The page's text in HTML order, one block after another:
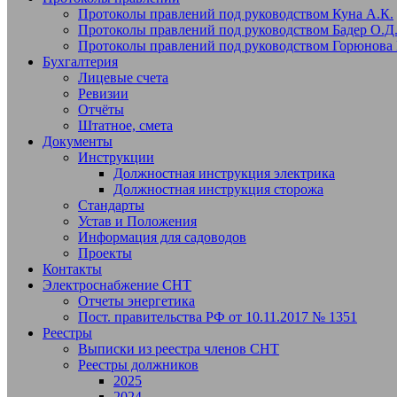
Протоколы правлений под руководством Куна А.К.
Протоколы правлений под руководством Бадер О.Д.
Протоколы правлений под руководством
Бухгалтерия
Лицевые счета
Ревизии
Отчёты
Штатное, смета
Документы
Инструкции
Должностная инструкция электрика
Должностная инструкция сторожа
Стандарты
Устав и Положения
Информация для садоводов
Проекты
Контакты
Электроснабжение СНТ
Отчеты энергетика
Пост. правительства РФ от 10.11.2017 № 1351
Реестры
Выписки из реестра членов СНТ
Реестры должников
2025